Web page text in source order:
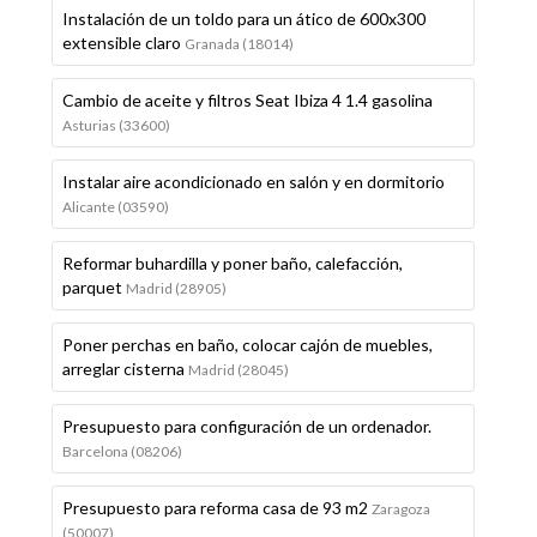
Instalación de un toldo para un ático de 600x300
extensible claro Granada (18014)
Cambio de aceite y filtros Seat Ibiza 4 1.4 gasolina
Asturias (33600)
Instalar aire acondicionado en salón y en dormitorio
Alicante (03590)
Reformar buhardilla y poner baño, calefacción,
parquet Madrid (28905)
Poner perchas en baño, colocar cajón de muebles,
arreglar cisterna Madrid (28045)
Presupuesto para configuración de un ordenador.
Barcelona (08206)
Presupuesto para reforma casa de 93 m2 Zaragoza
(50007)